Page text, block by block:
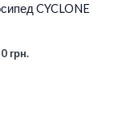
CYCLONE
грн.